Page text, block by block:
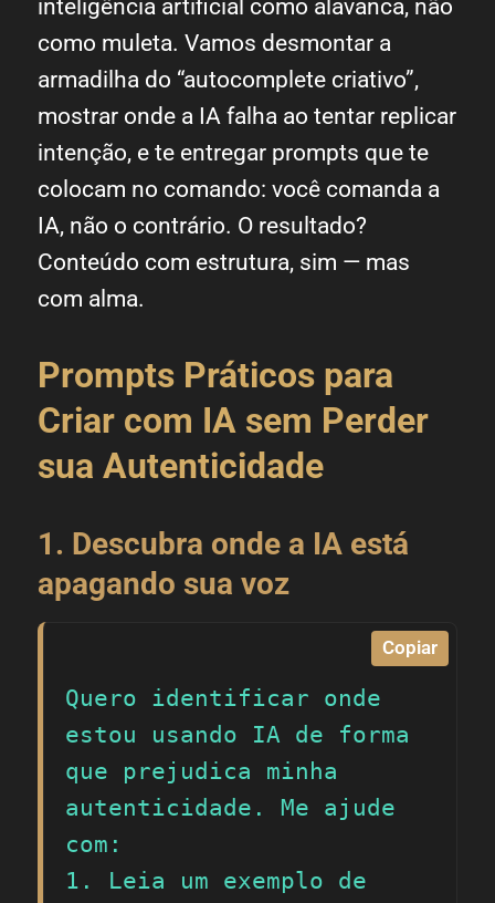
inteligência artificial como alavanca, não
como muleta. Vamos desmontar a
armadilha do “autocomplete criativo”,
mostrar onde a IA falha ao tentar replicar
intenção, e te entregar prompts que te
colocam no comando: você comanda a
IA, não o contrário. O resultado?
Conteúdo com estrutura, sim — mas
com alma.
Prompts Práticos para
Criar com IA sem Perder
sua Autenticidade
1. Descubra onde a IA está
apagando sua voz
Copiar
Quero identificar onde
estou usando IA de forma
que prejudica minha
autenticidade. Me ajude
com:
1. Leia um exemplo de